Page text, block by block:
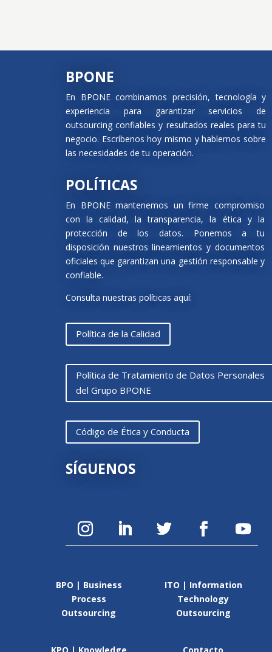
BPONE
En BPONE combinamos precisión, tecnología y
experiencia para garantizar servicios de
outsourcing confiables y resultados reales para tu
negocio. Escríbenos hoy mismo y hablemos sobre
las necesidades de tu operación.
POLÍTICAS
En BPONE mantenemos un firme compromiso
con la calidad, la transparencia, la ética y la
protección de los datos. Ponemos a tu
disposición nuestros lineamientos y documentos
oficiales que garantizan una gestión responsable y
confiable.
Consulta nuestras políticas aquí:
Política de la Calidad
Política de Tratamiento de Datos Personales
del Grupo BPONE
Código de Ética y Conducta
SÍGUENOS
BPO | Business
Process
Outsourcing
ITO | Information
Technology
Outsourcing